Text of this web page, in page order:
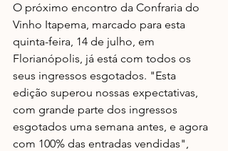
O próximo encontro da Confraria do
Vinho Itapema, marcado para esta
quinta-feira, 14 de julho, em
Florianópolis, já está com todos os
seus ingressos esgotados. "Esta
edição superou nossas expectativas,
com grande parte dos ingressos
esgotados uma semana antes, e agora
com 100% das entradas vendidas",